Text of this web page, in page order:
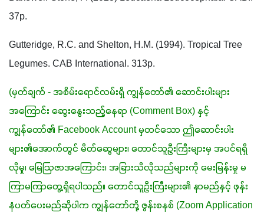
37p.
Gutteridge, R.C. and Shelton, H.M. (1994). Tropical Tree
Legumes. CAB International. 313p.
(မှတ်ချက် - အစိမ်းရောင်လမ်းရှိ ကျွန်တော်၏ ဆောင်းပါးများ
အကြောင်း ဆွေးနွေးသည့်နေရာ (Comment Box) နှင့်
ကျွန်တော်၏ Facebook Account မှတင်သော ဤဆောင်းပါး
များ၏အောက်တွင် မိတ်ဆွေများ၊ တောင်သူဦးကြီးများမှ အပင်ရရှိ
လိုမှု၊ မြေဩဇာအကြောင်း၊ အခြားသိလိုသည်များကို မေးမြန်းမှု မ
ကြာမကြာတွေ့ရှိရပါသည်။ တောင်သူဦးကြီးများ၏ နာမည်နှင့် ဖုန်း
နံပတ်ပေးမည်ဆိုပါက ကျွန်တော်တို့ ဇွန်းစနစ် (Zoom Application